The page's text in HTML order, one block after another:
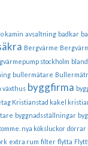
kamin avsaltning badkar
Bergvärme
stockholm
bullermätare
växthus byggfirma
Kristianstad kakel
byggnadsställningar
nya köksluckor dörrar
extra rum filter flytta